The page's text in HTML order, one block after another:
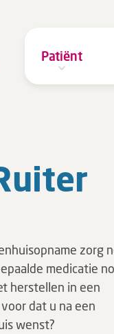
Patiënt
zorg
medicatie
herstellen in een
dat u na een
wenst?